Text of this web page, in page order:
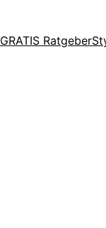
GRATIS Ratgeber